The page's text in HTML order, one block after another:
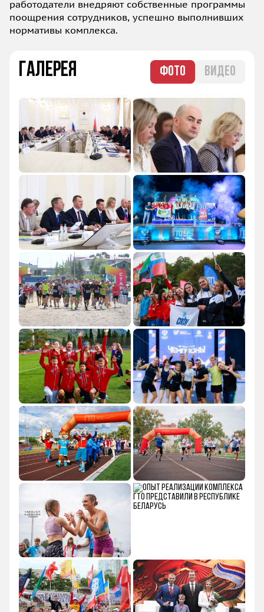
работодатели внедряют собственные программы
поощрения сотрудников, успешно выполнивших
нормативы комплекса.
Галерея ФОТО ВИДЕО